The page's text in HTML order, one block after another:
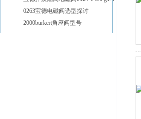
0263宝德电磁阀选型探讨
2000burkert角座阀型号